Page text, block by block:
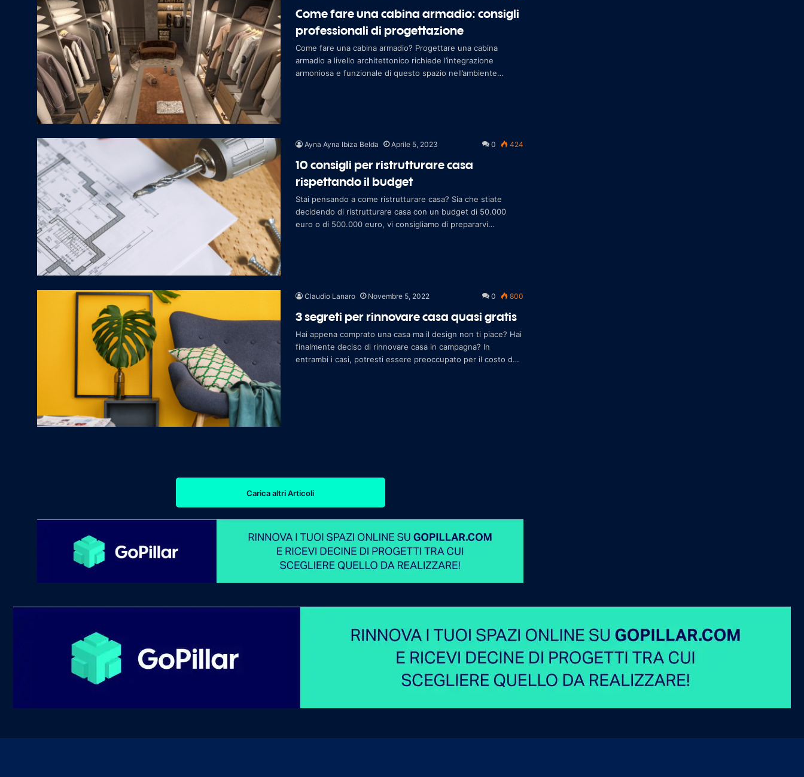
Come fare una cabina armadio: consigli
professionali di progettazione
Come fare una cabina armadio? Progettare una cabina
armadio a livello architettonico richiede l’integrazione
armoniosa e funzionale di questo spazio nell’ambiente
Ayna Ayna Ibiza Belda Aprile 5, 2023 0 424
10 consigli per ristrutturare casa
rispettando il budget
Stai pensando a come ristrutturare casa? Sia che stiate
decidendo di ristrutturare casa con un budget di 50.000
euro o di 500.000 euro, vi consigliamo di prepararvi
Claudio Lanaro Novembre 5, 2022 0 800
3 segreti per rinnovare casa quasi gratis
Hai appena comprato una casa ma il design non ti piace? Hai
finalmente deciso di rinnovare casa in campagna? In
entrambi i casi, potresti essere preoccupato per il costo dei
Carica altri Articoli